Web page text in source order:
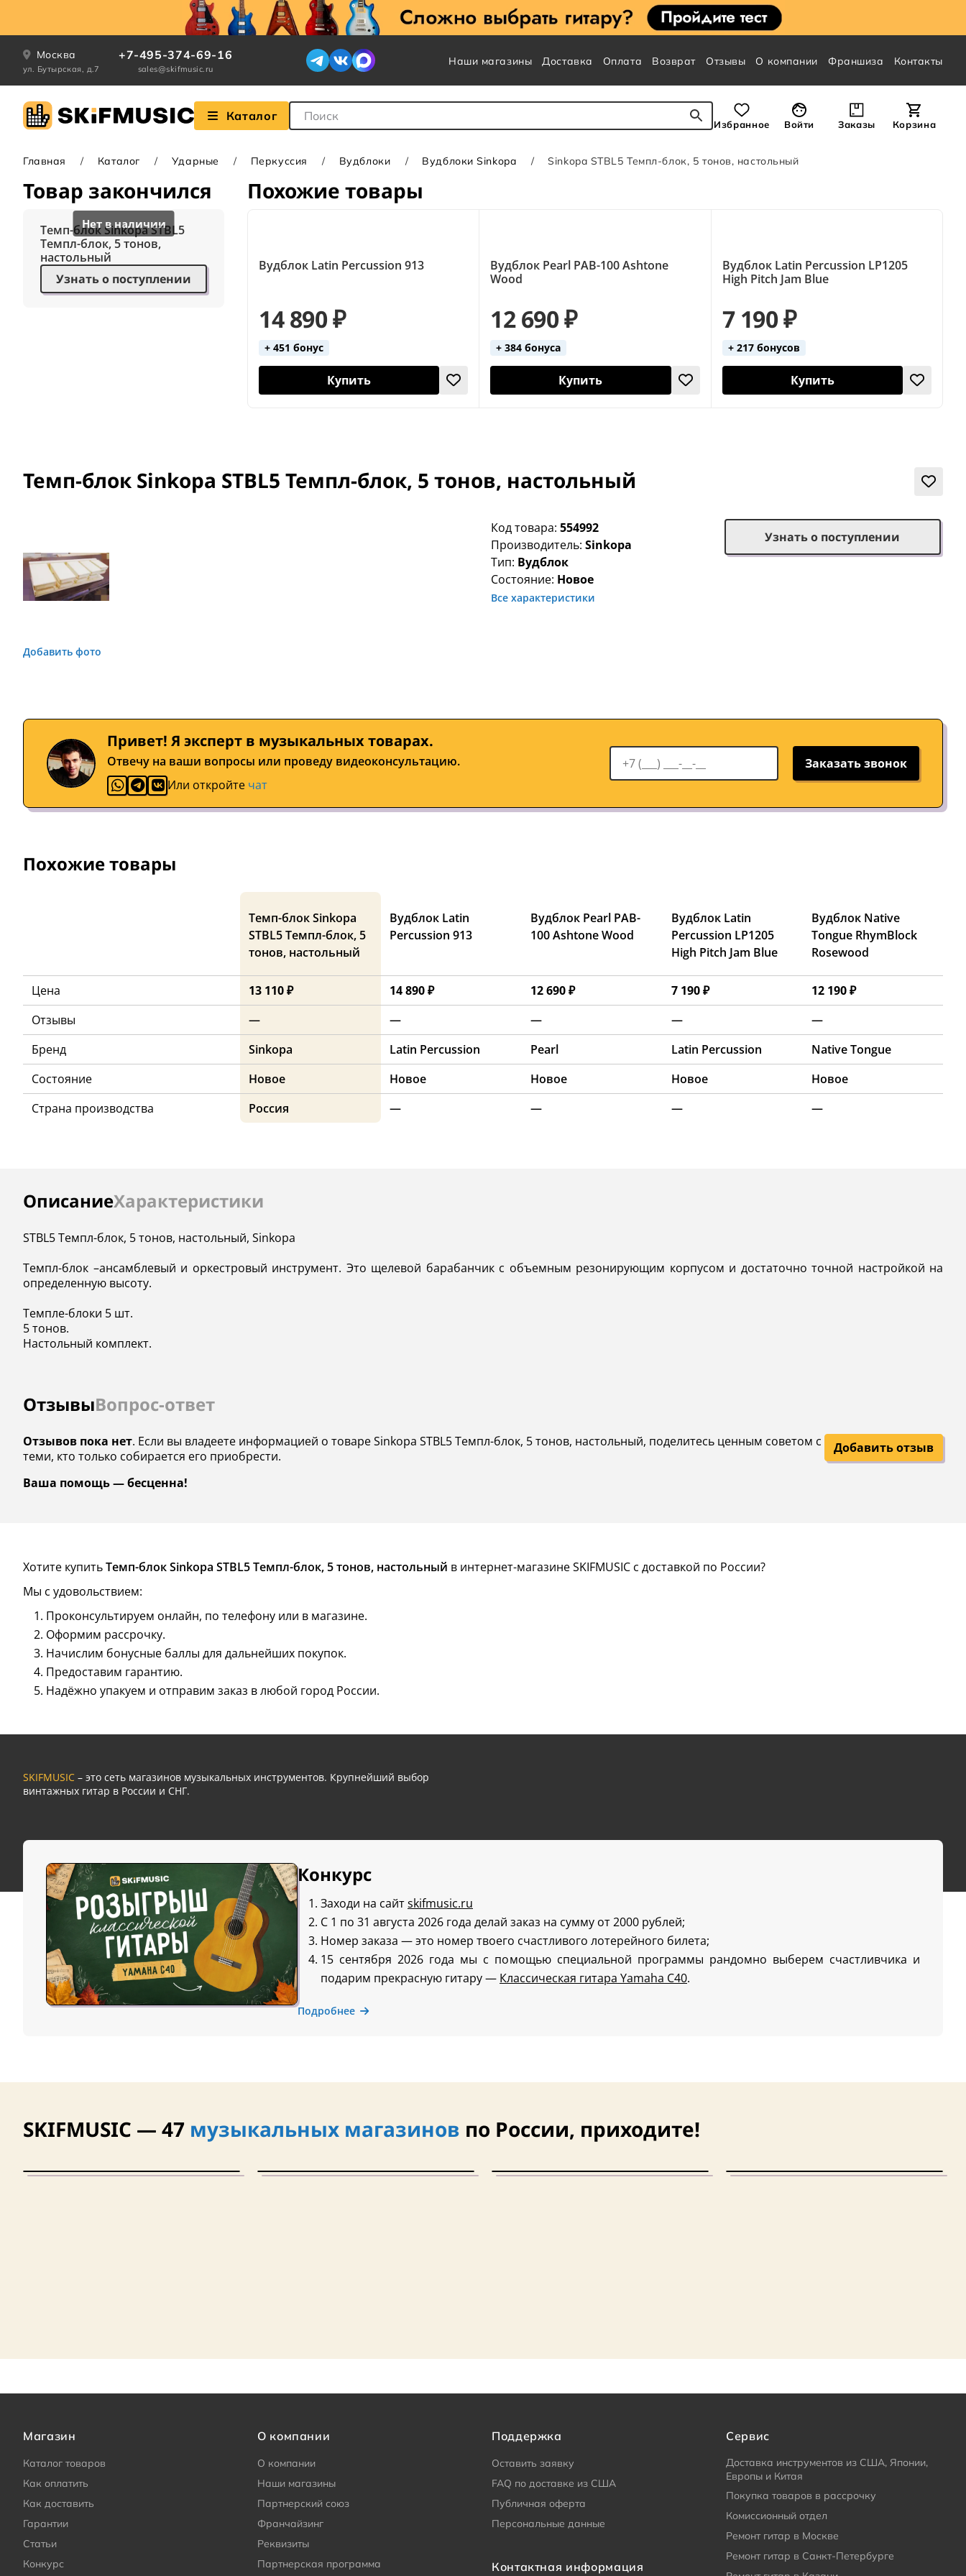
Москва
ул. Бутырская, д.7
+7-495-374-69-16
sales@skifmusic.ru
Наши магазины Доставка Оплата Возврат Отзывы О компании Франшиза Контакты
Каталог Поле для Поиска
Избранное Войти Заказы Корзина
Главная Каталог Ударные Перкуссия Вудблоки Вудблоки Sinkopa Sinkopa STBL5 Темпл-блок, 5 тонов, настольный
Товар закончился
Темп-блок Sinkopa STBL5
Темпл-блок, 5 тонов,
настольный
Узнать о поступлении
Похожие товары
Вудблок Latin Percussion 913
14 890 ₽
+ 451 бонус
Купить
Вудблок Pearl PAB-100 Ashtone
Wood
12 690 ₽
+ 384 бонуса
Купить
Вудблок Latin Percussion LP1205
High Pitch Jam Blue
7 190 ₽
+ 217 бонусов
Купить
Темп-блок Sinkopa STBL5 Темпл-блок, 5 тонов, настольный
Добавить фото
Код товара:554992
Производитель:Sinkopa
Тип: Вудблок
Состояние: Новое
Все характеристики
Узнать о поступлении
Привет! Я эксперт в музыкальных товарах.
Отвечу на ваши вопросы или проведу видеоконсультацию.
Или откройте чат
Заказать звонок
Похожие товары
Темп-блок Sinkopa
STBL5 Темпл-блок, 5
тонов, настольный
Вудблок Latin
Percussion 913
Вудблок Pearl PAB-
100 Ashtone Wood
Вудблок Latin
Percussion LP1205
High Pitch Jam Blue
Вудблок Native
Tongue RhymBlock
Rosewood
Цена 13 110 ₽ 14 890 ₽ 12 690 ₽ 7 190 ₽
12 190 ₽
Отзывы
— — — —
—
Бренд
Sinkopa Latin Percussion Pearl Latin Percussion
Native Tongue
Состояние
Новое Новое Новое Новое
Новое
Страна производства
Россия — — — —
ОписаниеХарактеристики
Инструкции
STBL5 Темпл-блок, 5 тонов, настольный, Sinkopa
Темпл-блок –ансамблевый и оркестровый инструмент. Это щелевой барабанчик с объемным резонирующим корпусом и достаточно точной настройкой на
определенную высоту.
Темпле-блоки 5 шт.
5 тонов.
Настольный комплект.
ОтзывыВопрос-ответ
Отзывов пока нет. Если вы владеете информацией о товаре Sinkopa STBL5 Темпл-блок, 5 тонов, настольный, поделитесь ценным советом с
теми, кто только собирается его приобрести.
Ваша помощь — бесценна!
Добавить отзыв
Хотите купитьТемп-блок Sinkopa STBL5 Темпл-блок, 5 тонов, настольный в интернет-магазине SKIFMUSIC с доставкой по России?
Мы с удовольствием:
Проконсультируем онлайн, по телефону или в магазине.
Оформим рассрочку.
Начислим бонусные баллы для дальнейших покупок.
Предоставим гарантию.
Надёжно упакуем и отправим заказ в любой город России.
SKIFMUSIC – это сеть магазинов музыкальных инструментов. Крупнейший выбор
винтажных гитар в России и СНГ.
Конкурс
Заходи на сайтskifmusic.ru
С 1 по 31 августа 2026 года делай заказ на сумму от 2000 рублей;
Номер заказа — это номер твоего счастливого лотерейного билета;
15 сентября 2026 года мы с помощью специальной программы рандомно выберем счастливчика и
подарим прекрасную гитару — Классическая гитара Yamaha C40.
Подробнее
SKIFMUSIC — 47 музыкальных магазинов по России, приходите!
Магазин
Каталог товаров
Как оплатить
Как доставить
Гарантии
Статьи
Конкурс
О компании
О компании
Наши магазины
Партнерский союз
Франчайзинг
Реквизиты
Партнерская программа
Поддержка
Оставить заявку
FAQ по доставке из США
Публичная оферта
Персональные данные
Контактная информация
Сервис
Доставка инструментов из США, Японии,
Европы и Китая
Покупка товаров в рассрочку
Комиссионный отдел
Ремонт гитар в Москве
Ремонт гитар в Санкт-Петербурге